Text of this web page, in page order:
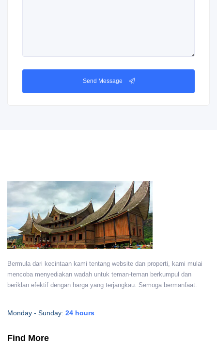
Send Message
Bermula dari kecintaan kami tentang website dan properti, kami mulai
mencoba menyediakan wadah untuk teman-teman berkumpul dan
beriklan efektif dengan harga yang terjangkau. Semoga bermanfaat.
Monday - Sunday: 24 hours
Find More